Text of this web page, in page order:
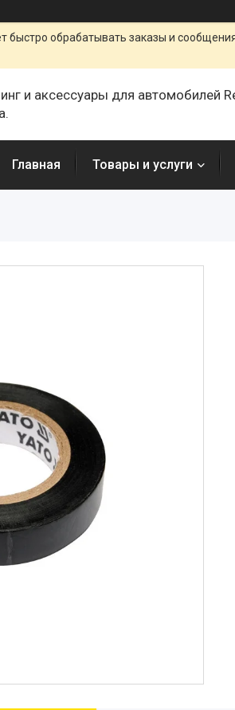
быстро обрабатывать заказы и
и аксессуары для автомобилей
Главная Товары и услуги